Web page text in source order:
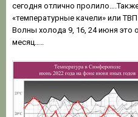
сегодня отлично
«температурные качели» или
Волны холода 9, 16, 24 июня это
месяц…..